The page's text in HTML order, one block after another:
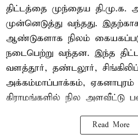
திட்டத்தை முந்தைய தி.மு.க.
முன்னெடுத்து வந்தது.
ஆண்டுகளாக நிலம்
நடைபெற்று வந்தன. இந்த
வளத்தூர், தண்டலூர்,
அக்கம்மாப்பாக்கம்,
கிராமங்களில் நில அளவீட்டு
Read More